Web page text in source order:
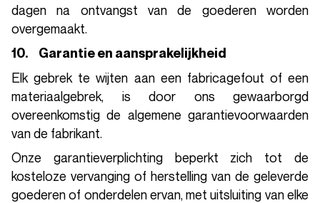
dagen na ontvangst van de goederen worden
overgemaakt.
10. Garantie en aansprakelijkheid
Elk gebrek te wijten aan een fabricagefout of een
materiaalgebrek, is door ons gewaarborgd
overeenkomstig de algemene garantievoorwaarden
van de fabrikant.
Onze garantieverplichting beperkt zich tot de
kosteloze vervanging of herstelling van de geleverde
goederen of onderdelen ervan, met uitsluiting van elke